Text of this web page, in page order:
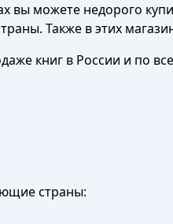
вы можете недорого
Также в этих
книг в России и по
страны: